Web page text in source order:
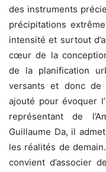
des instruments
précipitations
intensité et surtout
cœur de la
de la planification
versants et donc de
ajouté pour évoquer
représentant de
Guillaume Da, il
les réalités de
convient d’associer